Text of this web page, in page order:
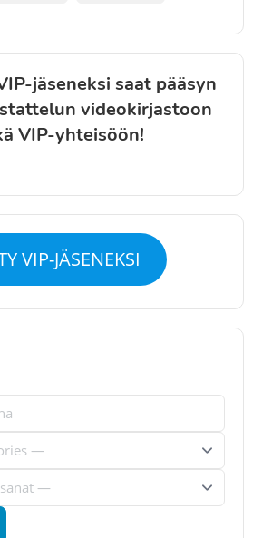
jäseneksi saat pääsyn
videokirjastoon
VIP-yhteisöön!
VIP-JÄSENEKSI